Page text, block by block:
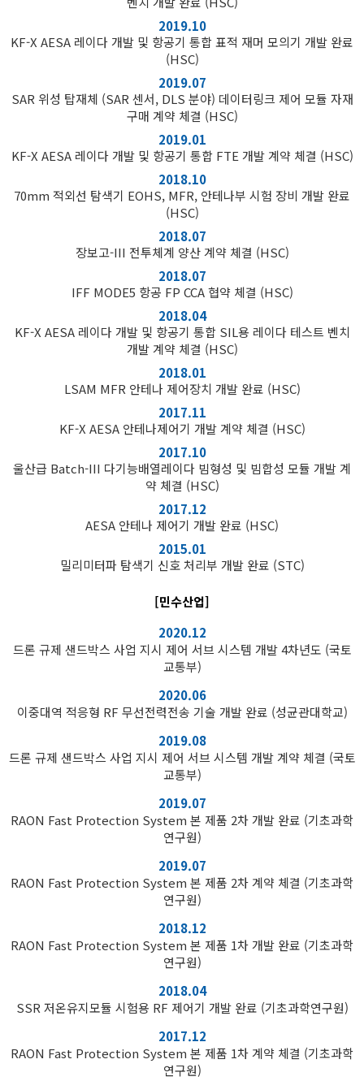
KF-X AESA 레이다 개발 및 항공기 통합 표적 재머 모의기 개발 완료
(HSC)
2019.10
SAR 위성 탑재체 (SAR 센서, DLS 분야) 데이터링크 제어 모듈 자재
구매 계약 체결 (HSC)
2019.07
KF-X AESA 레이다 개발 및 항공기 통합 FTE 개발 계약 체결 (HSC)
2019.01
70mm 적외선 탐색기 EOHS, MFR, 안테나부 시험 장비 개발 완료
(HSC)
2018.10
장보고-III 전투체계 양산 계약 체결 (HSC)
2018.07
IFF MODE5 항공 FP CCA 협약 체결 (HSC)
2018.07
KF-X AESA 레이다 개발 및 항공기 통합 SIL용 레이다 테스트 벤치
개발 계약 체결 (HSC)
2018.04
LSAM MFR 안테나 제어장치 개발 완료 (HSC)
2018.01
KF-X AESA 안테나제어기 개발 계약 체결 (HSC)
2017.11
울산급 Batch-III 다기능배열레이다 빔형성 및 빔합성 모듈 개발 계
약 체결 (HSC)
2017.10
AESA 안테나 제어기 개발 완료 (HSC)
2017.12
밀리미터파 탐색기 신호 처리부 개발 완료 (STC)
2015.01
[민수산업]
2020.12
드론 규제 샌드박스 사업 지시 제어 서브 시스템 개발 4차년도 (국토
교통부)
2020.06
이중대역 적응형 RF 무선전력전송 기술 개발 완료 (성균관대학교)
2019.08
드론 규제 샌드박스 사업 지시 제어 서브 시스템 개발 계약 체결 (국토
교통부)
2019.07
RAON Fast Protection System 본 제품 2차 개발 완료 (기초과학
연구원)
2019.07
RAON Fast Protection System 본 제품 2차 계약 체결 (기초과학
연구원)
2018.12
RAON Fast Protection System 본 제품 1차 개발 완료 (기초과학
연구원)
2018.04
SSR 저온유지모듈 시험용 RF 제어기 개발 완료 (기초과학연구원)
2017.12
RAON Fast Protection System 본 제품 1차 계약 체결 (기초과학
연구원)